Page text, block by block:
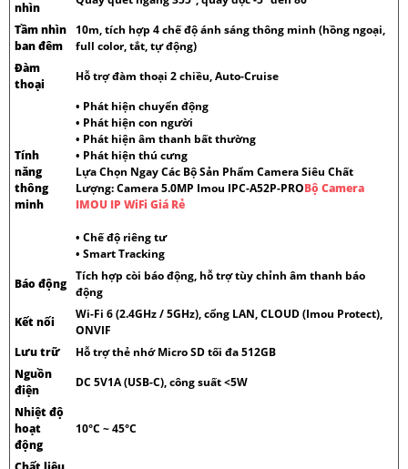
nhìn
Tầm nhìn
ban đêm
10m, tích hợp 4 chế độ ánh sáng thông minh (hồng ngoại,
full color, tắt, tự động)
Đàm
thoại
Hỗ trợ đàm thoại 2 chiều, Auto-Cruise
Tính
năng
thông
minh
• Phát hiện chuyển động
• Phát hiện con người
• Phát hiện âm thanh bất thường
• Phát hiện thú cưng
Lựa Chọn Ngay Các Bộ Sản Phẩm Camera Siêu Chất
Lượng: Camera 5.0MP Imou IPC-A52P-PROBộ Camera
IMOU IP WiFi Giá Rẻ
• Chế độ riêng tư
• Smart Tracking
Báo động
Tích hợp còi báo động, hỗ trợ tùy chỉnh âm thanh báo
động
Kết nối
Wi-Fi 6 (2.4GHz / 5GHz), cổng LAN, CLOUD (Imou Protect),
ONVIF
Lưu trữ
Hỗ trợ thẻ nhớ Micro SD tối đa 512GB
Nguồn
điện
DC 5V1A (USB-C), công suất <5W
Nhiệt độ
hoạt
động
10°C ~ 45°C